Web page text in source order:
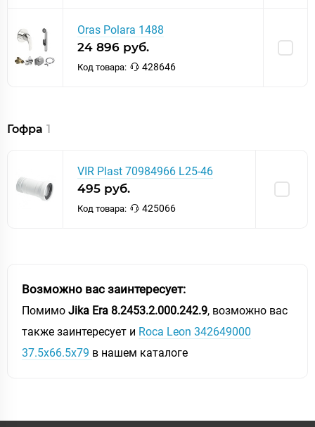
Oras Polara 1488
24 896 руб.
Код товара: 428646
Гофра 1
VIR Plast 70984966 L25-46
495 руб.
Код товара: 425066
Возможно вас заинтересует:
Помимо Jika Era 8.2453.2.000.242.9, возможно вас
также заинтересует и Roca Leon 342649000
37.5x66.5x79 в нашем каталоге